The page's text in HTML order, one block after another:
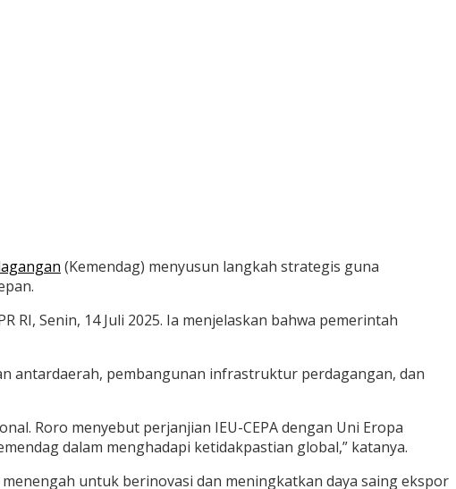
(Kemendag) menyusun langkah strategis guna
Senin, 14 Juli 2025. Ia menjelaskan bahwa pemerintah
antardaerah, pembangunan infrastruktur perdagangan, dan
Roro menyebut perjanjian IEU-CEPA dengan Uni Eropa
dalam menghadapi ketidakpastian global,” katanya.
untuk berinovasi dan meningkatkan daya saing ekspor